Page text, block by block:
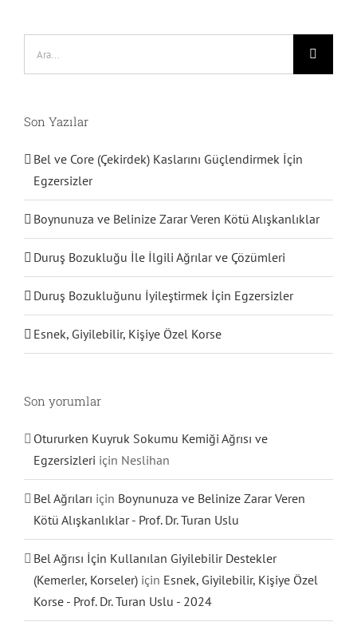
Son Yazılar
Bel ve Core (Çekirdek) Kaslarını Güçlendirmek İçin
Egzersizler
Boynunuza ve Belinize Zarar Veren Kötü Alışkanlıklar
Duruş Bozukluğu İle İlgili Ağrılar ve Çözümleri
Duruş Bozukluğunu İyileştirmek İçin Egzersizler
Esnek, Giyilebilir, Kişiye Özel Korse
Son yorumlar
Otururken Kuyruk Sokumu Kemiği Ağrısı ve
Egzersizleri için Neslihan
Bel Ağrıları için Boynunuza ve Belinize Zarar Veren
Kötü Alışkanlıklar - Prof. Dr. Turan Uslu
Bel Ağrısı İçin Kullanılan Giyilebilir Destekler
(Kemerler, Korseler) için Esnek, Giyilebilir, Kişiye Özel
Korse - Prof. Dr. Turan Uslu - 2024